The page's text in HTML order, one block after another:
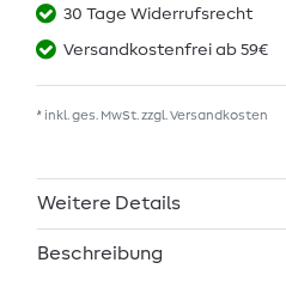
30 Tage Widerrufsrecht
Versandkostenfrei ab 59€
* inkl. ges. MwSt. zzgl. Versandkosten
Weitere Details
Beschreibung